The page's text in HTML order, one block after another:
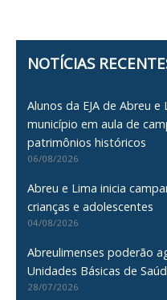
NOTÍCIAS
Alunos da EJA de Abreu
município em aula de
patrimônios históricos
06/08/2026
Abreu e Lima inicia
crianças e adolescentes
04/08/2026
Abreulimenses poderão
Unidades Básicas de
28/07/2026